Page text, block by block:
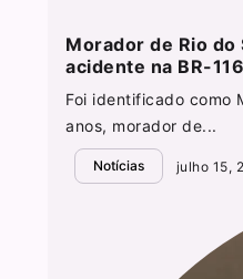
Morador de Rio
acidente na BR-
Foi identificado como
anos, morador de...
Notícias julho 15,